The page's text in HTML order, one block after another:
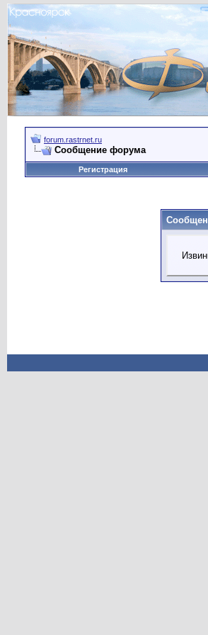
forum.rastrnet.ru
Сообщение форума
Регистрация